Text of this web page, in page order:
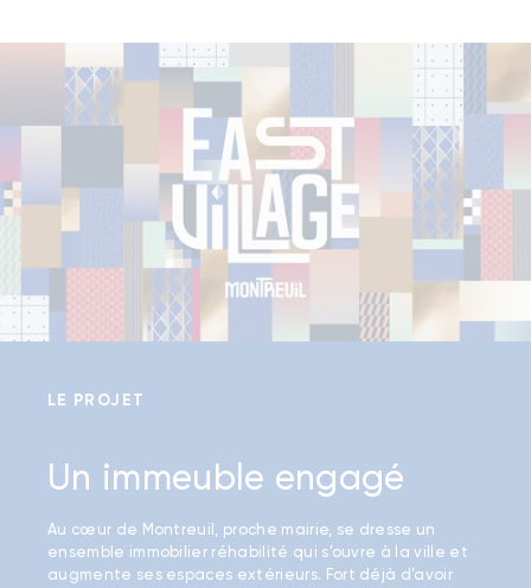
LE PROJET
Un immeuble engagé
Au cœur de Montreuil, proche mairie, se dresse un
ensemble immobilier réhabilité qui s’ouvre à la ville et
augmente ses espaces extérieurs. Fort déjà d’avoir